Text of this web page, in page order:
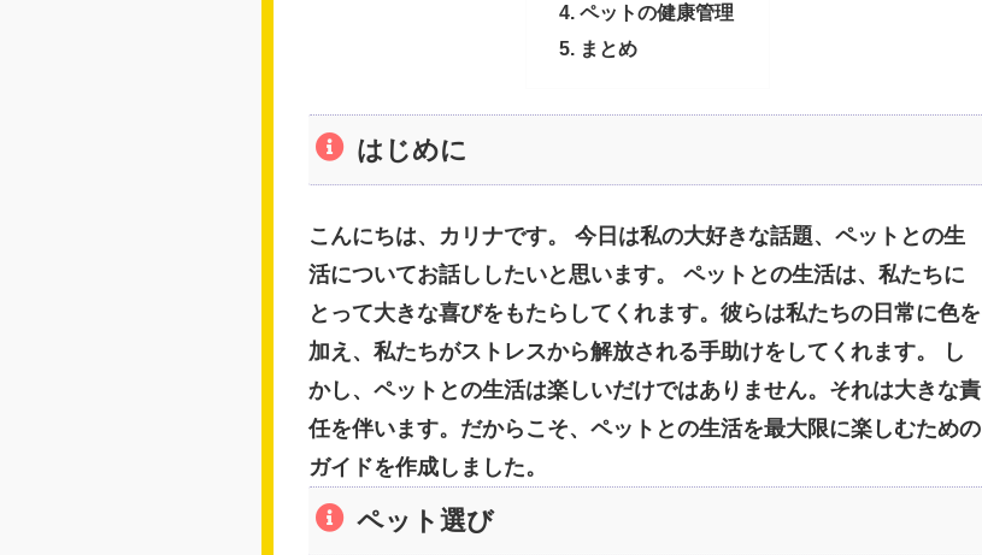
ペットの健康管理
まとめ
はじめに
こんにちは、カリナです。 今日は私の大好きな話題、ペットとの生
活についてお話ししたいと思います。 ペットとの生活は、私たちに
とって大きな喜びをもたらしてくれます。彼らは私たちの日常に色を
加え、私たちがストレスから解放される手助けをしてくれます。 し
かし、ペットとの生活は楽しいだけではありません。それは大きな責
任を伴います。だからこそ、ペットとの生活を最大限に楽しむための
ガイドを作成しました。
ペット選び